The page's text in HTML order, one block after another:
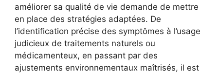
améliorer sa qualité de vie demande de mettre
en place des stratégies adaptées. De
l’identification précise des symptômes à l’usage
judicieux de traitements naturels ou
médicamenteux, en passant par des
ajustements environnementaux maîtrisés, il est